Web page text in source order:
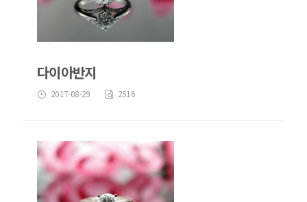
다이아반지
2017-08-29 2516